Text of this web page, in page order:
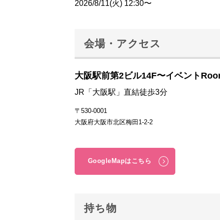
2026/8/11(火) 12:30〜
会場・アクセス
大阪駅前第2ビル14F〜イベント
JR「大阪駅」直結徒歩3分
〒530-0001
大阪府大阪市北区梅田1-2-2
GoogleMapはこちら
持ち物